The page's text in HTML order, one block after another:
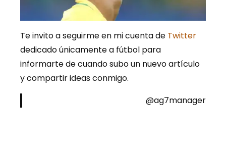
Te invito a seguirme en mi cuenta de Twitter
dedicado únicamente a fútbol para
informarte de cuando subo un nuevo artículo
y compartir ideas conmigo.
@ag7manager